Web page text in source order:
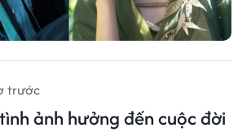
trước
ảnh hưởng đến cuộc đời